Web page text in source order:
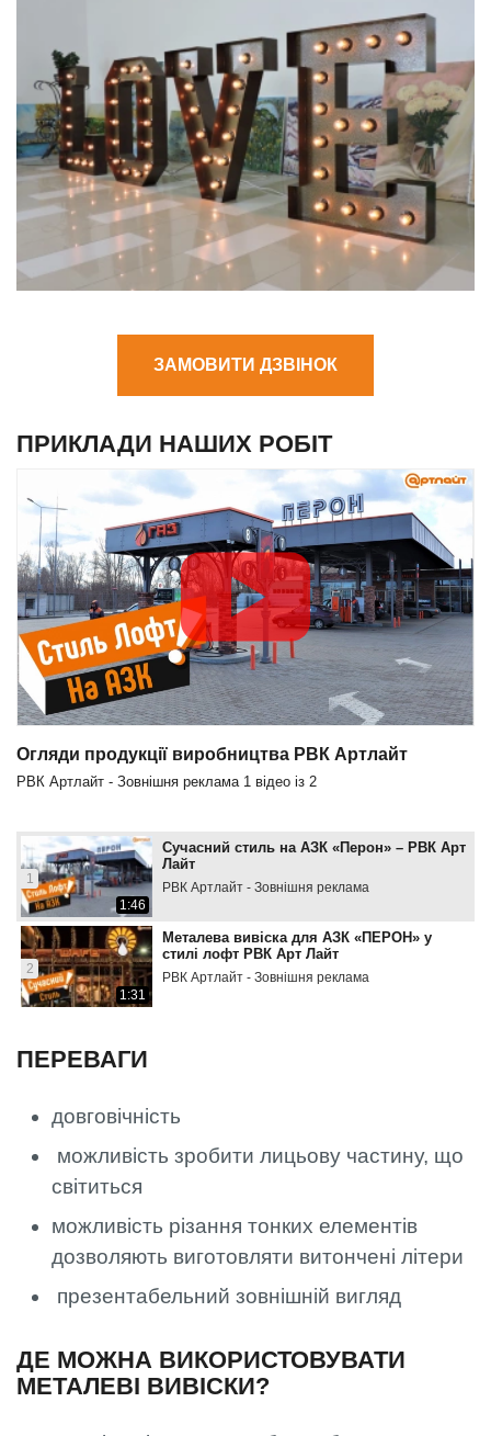
ЗАМОВИТИ ДЗВІНОК
ПРИКЛАДИ НАШИХ РОБІТ
Огляди продукції виробництва РВК Артлайт
РВК Артлайт - Зовнішня реклама 1 відео із 2
1
1:46
Сучасний стиль на АЗК «Перон» – РВК Арт
Лайт
РВК Артлайт - Зовнішня реклама
2
1:31
Металева вивіска для АЗК «ПЕРОН» у
стилі лофт РВК Арт Лайт
РВК Артлайт - Зовнішня реклама
ПЕРЕВАГИ
довговічність
можливість зробити лицьову частину, що
світиться
можливість різання тонких елементів
дозволяють виготовляти витончені літери
презентабельний зовнішній вигляд
ДЕ МОЖНА ВИКОРИСТОВУВАТИ
МЕТАЛЕВІ ВИВІСКИ?